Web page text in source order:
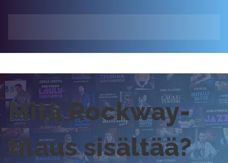
Mitä Rockway-
tilaus sisältää?